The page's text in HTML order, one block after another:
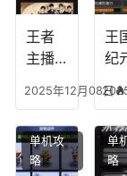
挖矿
个
什
模
王者
主播
搭
配，
王者
2025年12月08日
王
纪
搭
配
王
纪
单机攻
略
单
略